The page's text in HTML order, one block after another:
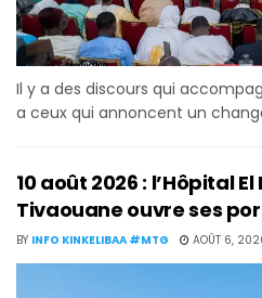
Il y a des discours qui
a ceux qui annoncent un
10 août 2026 : l’Hôpital
Tivaouane ouvre ses
BY INFO KINKELIBAA #MTG AOÛT 6,